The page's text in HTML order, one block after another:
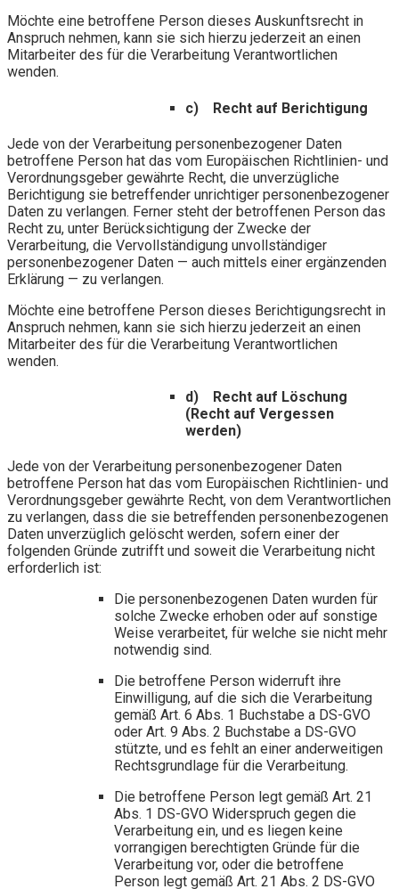
Möchte eine betroffene Person dieses Auskunftsrecht in
Anspruch nehmen, kann sie sich hierzu jederzeit an einen
Mitarbeiter des für die Verarbeitung Verantwortlichen
wenden.
c) Recht auf Berichtigung
Jede von der Verarbeitung personenbezogener Daten
betroffene Person hat das vom Europäischen Richtlinien- und
Verordnungsgeber gewährte Recht, die unverzügliche
Berichtigung sie betreffender unrichtiger personenbezogener
Daten zu verlangen. Ferner steht der betroffenen Person das
Recht zu, unter Berücksichtigung der Zwecke der
Verarbeitung, die Vervollständigung unvollständiger
personenbezogener Daten — auch mittels einer ergänzenden
Erklärung — zu verlangen.
Möchte eine betroffene Person dieses Berichtigungsrecht in
Anspruch nehmen, kann sie sich hierzu jederzeit an einen
Mitarbeiter des für die Verarbeitung Verantwortlichen
wenden.
d) Recht auf Löschung
(Recht auf Vergessen
werden)
Jede von der Verarbeitung personenbezogener Daten
betroffene Person hat das vom Europäischen Richtlinien- und
Verordnungsgeber gewährte Recht, von dem Verantwortlichen
zu verlangen, dass die sie betreffenden personenbezogenen
Daten unverzüglich gelöscht werden, sofern einer der
folgenden Gründe zutrifft und soweit die Verarbeitung nicht
erforderlich ist:
Die personenbezogenen Daten wurden für
solche Zwecke erhoben oder auf sonstige
Weise verarbeitet, für welche sie nicht mehr
notwendig sind.
Die betroffene Person widerruft ihre
Einwilligung, auf die sich die Verarbeitung
gemäß Art. 6 Abs. 1 Buchstabe a DS-GVO
oder Art. 9 Abs. 2 Buchstabe a DS-GVO
stützte, und es fehlt an einer anderweitigen
Rechtsgrundlage für die Verarbeitung.
Die betroffene Person legt gemäß Art. 21
Abs. 1 DS-GVO Widerspruch gegen die
Verarbeitung ein, und es liegen keine
vorrangigen berechtigten Gründe für die
Verarbeitung vor, oder die betroffene
Person legt gemäß Art. 21 Abs. 2 DS-GVO